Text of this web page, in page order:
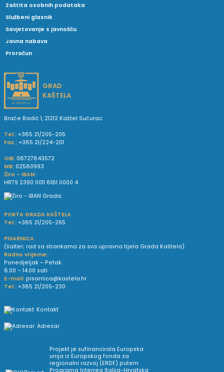
Zaštita osobnih podataka
Službeni glasnik
Savjetovanje s javnošću
Javna nabava
Proračun
GRAD
KAŠTELA
Braće Radić 1, 21212 Kaštel Sućurac
Tel.: +385 21/205-205
Fax.: +385 21/224-201
OIB: 08727843572
MB: 02580993
Žiro - IBAN:
HR79 2390 0011 8181 0000 4
PORTA GRADA KAŠTELA
Tel.: +385 21/205-265
PISARNICA
(šalter; rad sa strankama za sva upravna tijela Grada Kaštela)
Radno vrijeme:
Ponedjeljak – Petak
8.00 – 14.00 sati
E-mail: pisarnica@kastela.hr
Tel.: +385 21/205-230
Kontakt
Adresar
Projekt je sufinancirala Europska
unija iz Europskog fonda za
regionalni razvoj (ERDF) putem
Programa Interreg Italija-Hrvatska